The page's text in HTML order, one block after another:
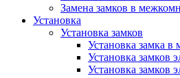
Замена замков в
Установка
Установка замков
Установка замка
Установка замков
Установка замков